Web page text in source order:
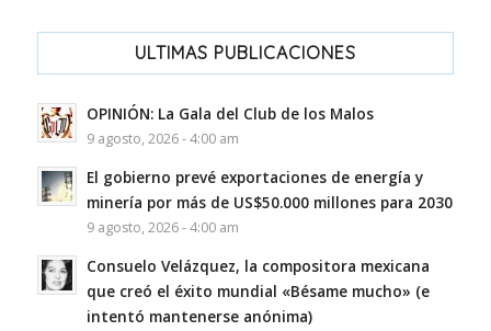
ULTIMAS PUBLICACIONES
OPINIÓN: La Gala del Club de los Malos
9 agosto, 2026 - 4:00 am
El gobierno prevé exportaciones de energía y
minería por más de US$50.000 millones para 2030
9 agosto, 2026 - 4:00 am
Consuelo Velázquez, la compositora mexicana
que creó el éxito mundial «Bésame mucho» (e
intentó mantenerse anónima)